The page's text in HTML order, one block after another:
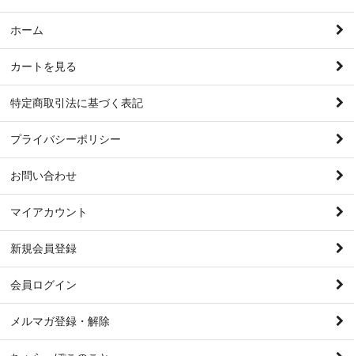
ホーム
カートを見る
特定商取引法に基づく表記
プライバシーポリシー
お問い合わせ
マイアカウント
新規会員登録
会員ログイン
メルマガ登録・解除